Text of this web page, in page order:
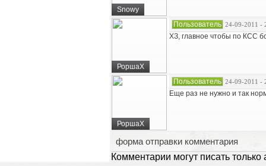
Snowy
РоршаХ
Пользователь 24-09-2011 -
ХЗ, главное чтобы по КСС
РоршаХ
Пользователь 24-09-2011 -
Еще раз не нужно и так
форма отправки комментария
Комментарии могут писать